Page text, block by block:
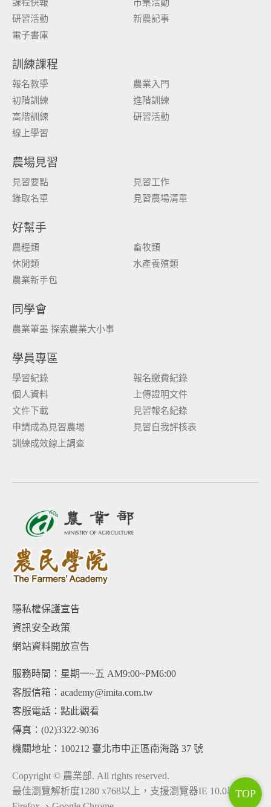
課程快報
市集活動
研習活動
新農記事
電子書庫
訓練課程
報名教學
農業入門
初階訓練
進階訓練
高階訓練
研習活動
線上學習
農場見習
見習要點
見習工作
錄取名單
見習農場清單
好幫手
農糧類
畜牧類
休閒類
水產養殖類
農業新手包
同學會
農業筆墨 探索農業大小事
學員專區
學習紀錄
報名繳費紀錄
個人資料
上傳證明文件
文件下載
見習報名紀錄
申請成為見習農場
見習自我評核表
訓練成效線上調查
隱私權保護宣告
資訊安全政策
網站資料開放宣告
服務時間：星期一~五 AM9:00~PM6:00
客服信箱：academy@imita.com.tw
客服電話： 點此觀看
傳真：(02)3322-9036
機關地址：100212 臺北市中正區南海路 37 號
Copyright © 農業部. All rights reserved.
最佳瀏覽解析度1280 x768以上，支援瀏覽器IE 10.0以上、
TOP